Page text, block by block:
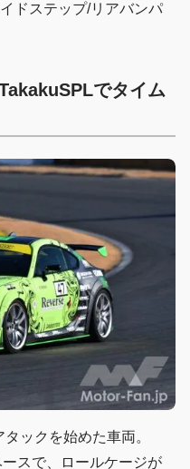
ドステップ/リアバンパ
でタイム
ックを始めた車両。
スで、ロールケージが